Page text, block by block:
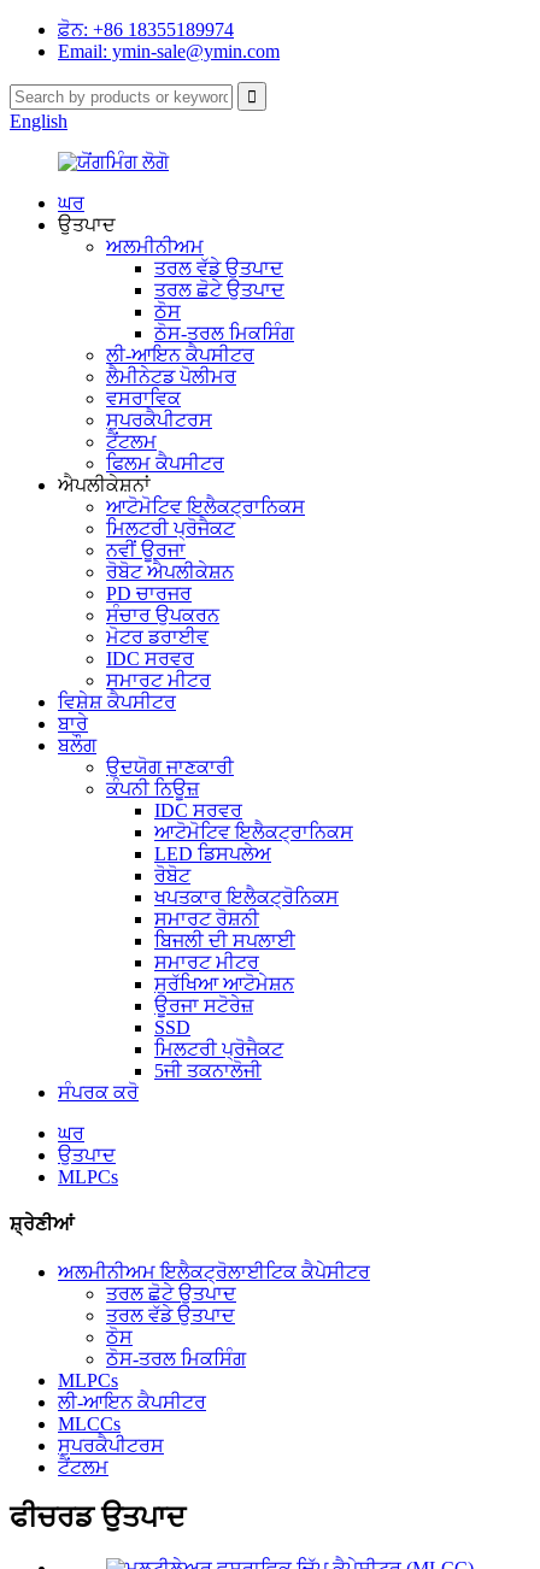
ਫ਼ੋਨ: +86 18355189974
Email: ymin-sale@ymin.com
English
ਘਰ
ਉਤਪਾਦ
ਅਲਮੀਨੀਅਮ
ਤਰਲ ਵੱਡੇ ਉਤਪਾਦ
ਤਰਲ ਛੋਟੇ ਉਤਪਾਦ
ਠੋਸ
ਠੋਸ-ਤਰਲ ਮਿਕਸਿੰਗ
ਲੀ-ਆਇਨ ਕੈਪਸੀਟਰ
ਲੈਮੀਨੇਟਡ ਪੋਲੀਮਰ
ਵਸਰਾਵਿਕ
ਸੁਪਰਕੈਪੀਟਰਸ
ਟੈਂਟਲਮ
ਫਿਲਮ ਕੈਪਸੀਟਰ
ਐਪਲੀਕੇਸ਼ਨਾਂ
ਆਟੋਮੋਟਿਵ ਇਲੈਕਟ੍ਰਾਨਿਕਸ
ਮਿਲਟਰੀ ਪ੍ਰੋਜੈਕਟ
ਨਵੀਂ ਊਰਜਾ
ਰੋਬੋਟ ਐਪਲੀਕੇਸ਼ਨ
PD ਚਾਰਜਰ
ਸੰਚਾਰ ਉਪਕਰਨ
ਮੋਟਰ ਡਰਾਈਵ
IDC ਸਰਵਰ
ਸਮਾਰਟ ਮੀਟਰ
ਵਿਸ਼ੇਸ਼ ਕੈਪਸੀਟਰ
ਬਾਰੇ
ਬਲੌਗ
ਉਦਯੋਗ ਜਾਣਕਾਰੀ
ਕੰਪਨੀ ਨਿਊਜ਼
IDC ਸਰਵਰ
ਆਟੋਮੋਟਿਵ ਇਲੈਕਟ੍ਰਾਨਿਕਸ
LED ਡਿਸਪਲੇਅ
ਰੋਬੋਟ
ਖਪਤਕਾਰ ਇਲੈਕਟ੍ਰੋਨਿਕਸ
ਸਮਾਰਟ ਰੋਸ਼ਨੀ
ਬਿਜਲੀ ਦੀ ਸਪਲਾਈ
ਸਮਾਰਟ ਮੀਟਰ
ਸੁਰੱਖਿਆ ਆਟੋਮੇਸ਼ਨ
ਊਰਜਾ ਸਟੋਰੇਜ਼
SSD
ਮਿਲਟਰੀ ਪ੍ਰੋਜੈਕਟ
5ਜੀ ਤਕਨਾਲੋਜੀ
ਸੰਪਰਕ ਕਰੋ
ਘਰ
ਉਤਪਾਦ
MLPCs
ਸ਼੍ਰੇਣੀਆਂ
ਅਲਮੀਨੀਅਮ ਇਲੈਕਟ੍ਰੋਲਾਈਟਿਕ ਕੈਪੇਸੀਟਰ
ਤਰਲ ਛੋਟੇ ਉਤਪਾਦ
ਤਰਲ ਵੱਡੇ ਉਤਪਾਦ
ਠੋਸ
ਠੋਸ-ਤਰਲ ਮਿਕਸਿੰਗ
MLPCs
ਲੀ-ਆਇਨ ਕੈਪਸੀਟਰ
MLCCs
ਸੁਪਰਕੈਪੀਟਰਸ
ਟੈਂਟਲਮ
ਫੀਚਰਡ ਉਤਪਾਦ